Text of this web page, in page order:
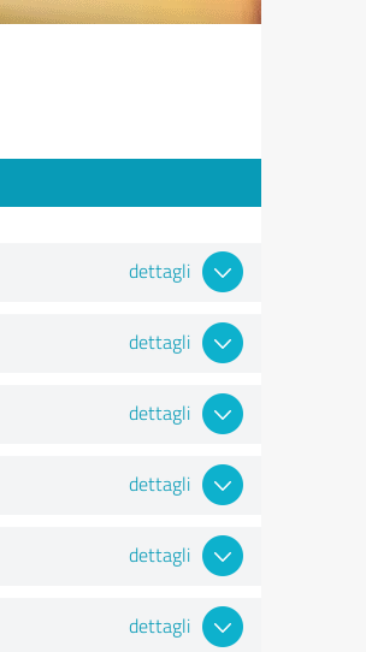
dettagli
dettagli
dettagli
dettagli
dettagli
dettagli